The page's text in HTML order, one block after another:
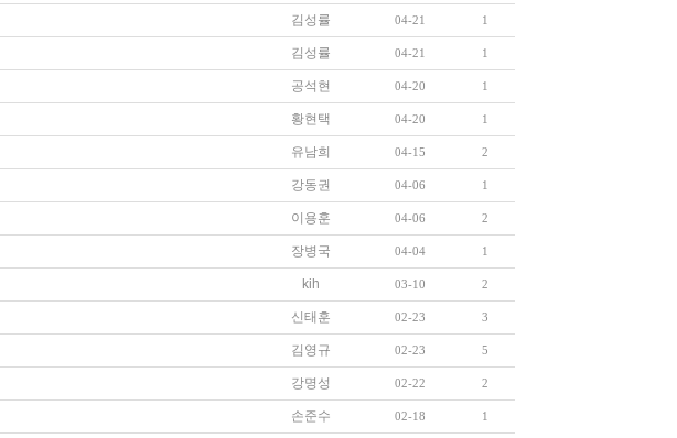
김성률 04-21 1
김성률 04-21 1
공석현 04-20 1
황현택 04-20 1
유남희 04-15 2
강동권 04-06 1
이용훈 04-06 2
장병국 04-04 1
kih 03-10 2
신태훈 02-23 3
김영규 02-23 5
강명성 02-22 2
손준수 02-18 1